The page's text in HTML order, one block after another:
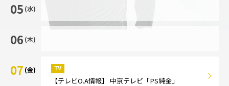
05 (水)
06 (木)
07 (金) TV
【テレビO.A情報】 中京テレビ「PS純金」